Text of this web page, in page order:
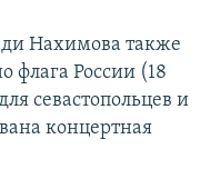
Нахимова также
флага России (18
севастопольцев и
концертная